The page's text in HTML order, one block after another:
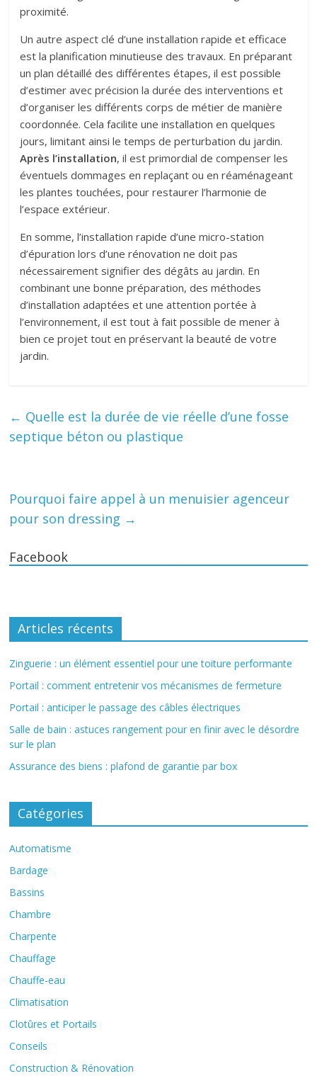
proximité.
Un autre aspect clé d’une installation rapide et efficace
est la planification minutieuse des travaux. En préparant
un plan détaillé des différentes étapes, il est possible
d’estimer avec précision la durée des interventions et
d’organiser les différents corps de métier de manière
coordonnée. Cela facilite une installation en quelques
jours, limitant ainsi le temps de perturbation du jardin.
Après l’installation, il est primordial de compenser les
éventuels dommages en replaçant ou en réaménageant
les plantes touchées, pour restaurer l’harmonie de
l’espace extérieur.
En somme, l’installation rapide d’une micro-station
d’épuration lors d’une rénovation ne doit pas
nécessairement signifier des dégâts au jardin. En
combinant une bonne préparation, des méthodes
d’installation adaptées et une attention portée à
l’environnement, il est tout à fait possible de mener à
bien ce projet tout en préservant la beauté de votre
jardin.
← Quelle est la durée de vie réelle d’une fosse
septique béton ou plastique
Pourquoi faire appel à un menuisier agenceur
pour son dressing →
Facebook
Articles récents
Zinguerie : un élément essentiel pour une toiture performante
Portail : comment entretenir vos mécanismes de fermeture
Portail : anticiper le passage des câbles électriques
Salle de bain : astuces rangement pour en finir avec le désordre
sur le plan
Assurance des biens : plafond de garantie par box
Catégories
Automatisme
Bardage
Bassins
Chambre
Charpente
Chauffage
Chauffe-eau
Climatisation
Clotûres et Portails
Conseils
Construction & Rénovation